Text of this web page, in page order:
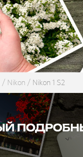
Nikon Nikon 1 S2